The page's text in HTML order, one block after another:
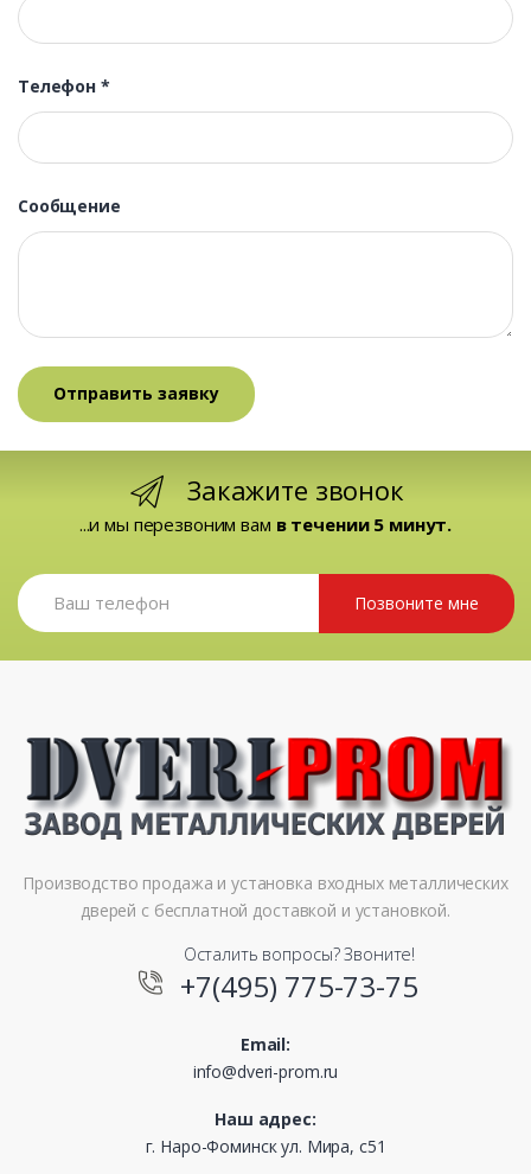
Телефон *
Сообщение
Закажите звонок
...и мы перезвоним вам в течении 5 минут.
Позвоните мне
Производство продажа и установка входных металлических
дверей с бесплатной доставкой и установкой.
Осталить вопросы? Звоните!
+7(495) 775-73-75
Email:
info@dveri-prom.ru
Наш адрес:
г. Наро-Фоминск ул. Мира, с51